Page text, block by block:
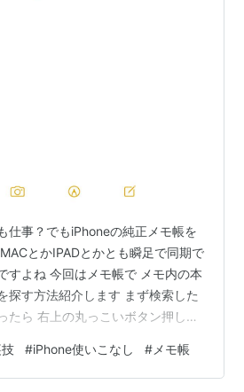
仕事？でもiPhoneの純正メモ帳を
とかIPADとかとも瞬足で同期で
すよね 今回はメモ帳で メモ内の本
探す方法紹介します まず検索した
たら 右上の丸っこいボタン押しま
押します。 すると検索できます
た こちらのアプリおすすめ シャッ
#iPhone使いこなし # メモ帳